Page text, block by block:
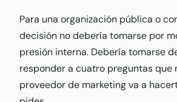
Para una organización pública o
decisión no debería tomarse por
presión interna. Debería tomarse
responder a cuatro preguntas que
proveedor de marketing va a